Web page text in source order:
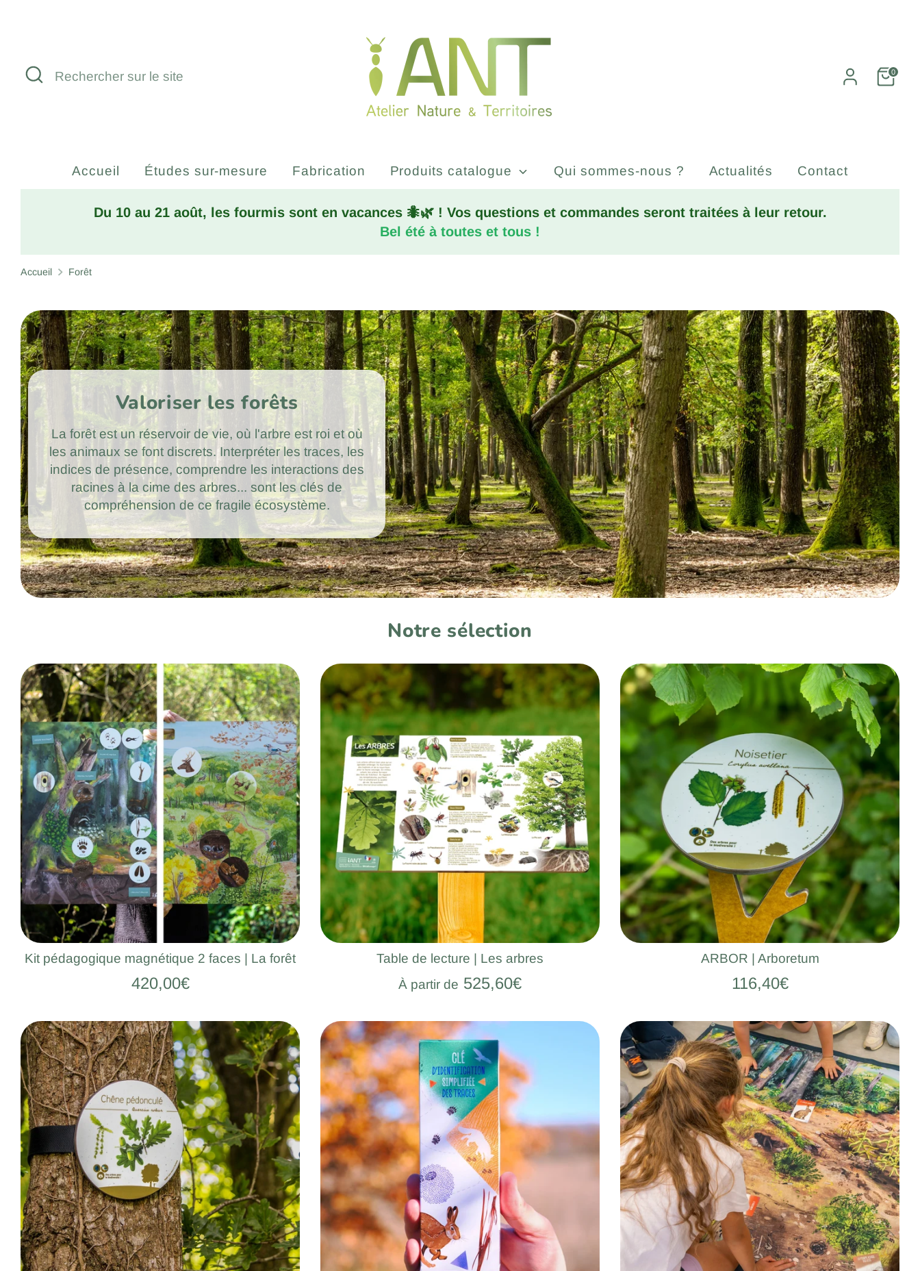
Recherche
Rechercher
0
Accueil Études sur-mesure Fabrication Produits catalogue Qui sommes-nous ? Actualités Contact
Du 10 au 21 août, les fourmis sont en vacances 🐜🌿 ! Vos questions et commandes seront traitées à leur retour.
Bel été à toutes et tous !
Accueil Forêt
Valoriser les forêts
La forêt est un réservoir de vie, où l'arbre est roi et où
les animaux se font discrets. Interpréter les traces, les
indices de présence, comprendre les interactions des
racines à la cime des arbres... sont les clés de
compréhension de ce fragile écosystème.
Notre sélection
Kit pédagogique magnétique 2 faces | La forêt
420,00€
Table de lecture | Les arbres
À partir de 525,60€
ARBOR | Arboretum
116,40€